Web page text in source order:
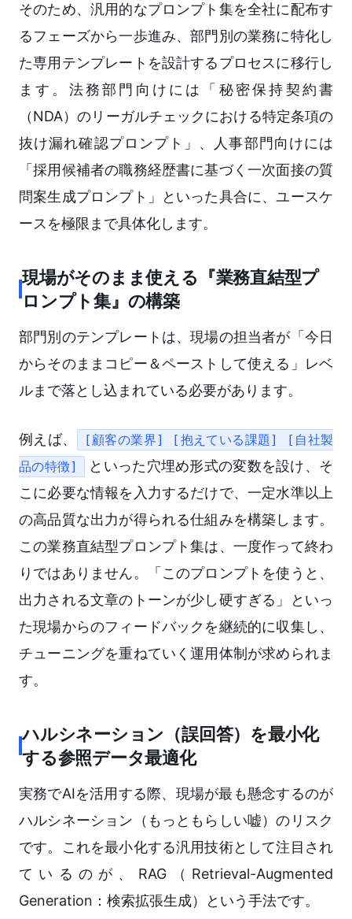
そのため、汎用的なプロンプト集を全社に配布す
るフェーズから一歩進み、部門別の業務に特化し
た専用テンプレートを設計するプロセスに移行し
ます。法務部門向けには「秘密保持契約書
（NDA）のリーガルチェックにおける特定条項の
抜け漏れ確認プロンプト」、人事部門向けには
「採用候補者の職務経歴書に基づく一次面接の質
問案生成プロンプト」といった具合に、ユースケ
ースを極限まで具体化します。
現場がそのまま使える『業務直結型プ
ロンプト集』の構築
部門別のテンプレートは、現場の担当者が「今日
からそのままコピー＆ペーストして使える」レベ
ルまで落とし込まれている必要があります。
例えば、
[顧客の業界] [抱えている課題] [自社製
品の特徴]
といった穴埋め形式の変数を設け、そ
こに必要な情報を入力するだけで、一定水準以上
の高品質な出力が得られる仕組みを構築します。
この業務直結型プロンプト集は、一度作って終わ
りではありません。「このプロンプトを使うと、
出力される文章のトーンが少し硬すぎる」といっ
た現場からのフィードバックを継続的に収集し、
チューニングを重ねていく運用体制が求められま
す。
ハルシネーション（誤回答）を最小化
する参照データ最適化
実務でAIを活用する際、現場が最も懸念するのが
ハルシネーション（もっともらしい嘘）のリスク
です。これを最小化する汎用技術として注目され
ているのが、RAG（Retrieval-Augmented
Generation：検索拡張生成）という手法です。